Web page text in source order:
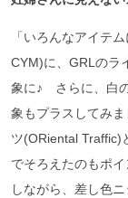
「いろんなアイテ
CYM)に、GRLのラ
象に♪ さらに、白
象もプラスしてみ
ツ(ORiental Traffic)
でそろえたのもポ
しながら、差し色